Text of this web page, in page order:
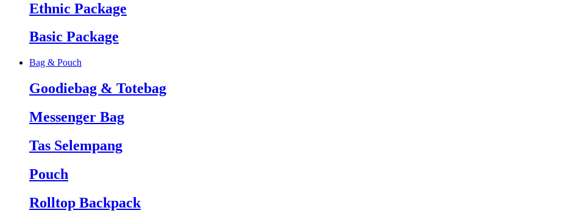
Ethnic Package
Basic Package
Bag & Pouch
Goodiebag & Totebag
Messenger Bag
Tas Selempang
Pouch
Rolltop Backpack